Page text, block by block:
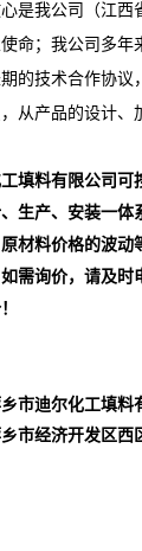
是我公司（江西
命；我公司多年
的技术合作协议
从产品的设计、
填料有限公司可
生产、安装一体
材料价格的波动
需询价，请及时
市迪尔化工填料
市经济开发区西